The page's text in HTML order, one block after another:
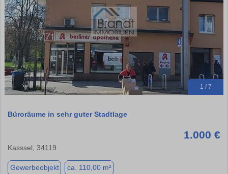
1 / 7
Büroräume in sehr guter Stadtlage
1.000 €
Kasssel, 34119
Gewerbeobjekt ca. 110,00 m²